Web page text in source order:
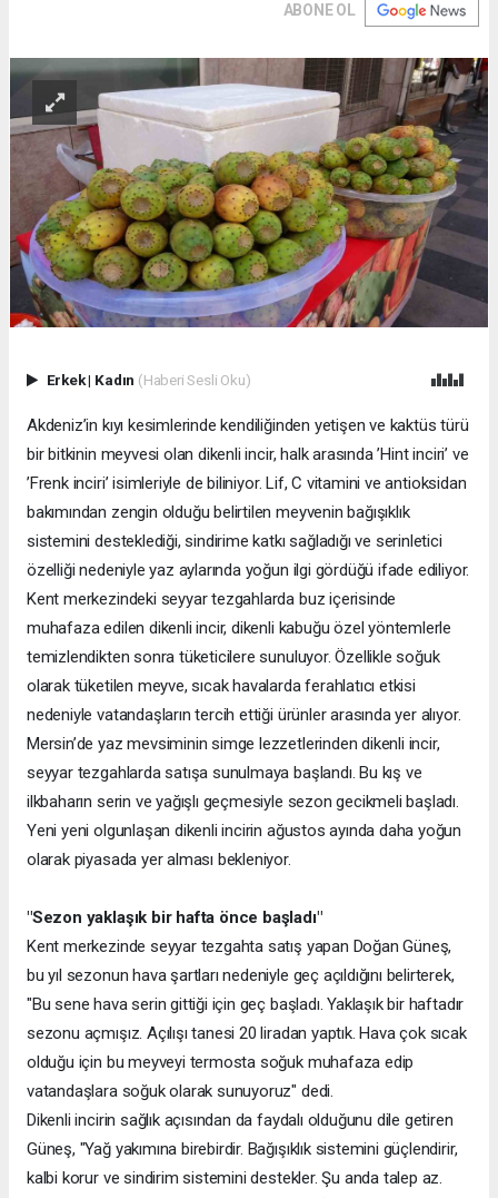
ABONE OL
Erkek| Kadın (Haberi Sesli Oku)
Akdeniz’in kıyı kesimlerinde kendiliğinden yetişen ve kaktüs türü
bir bitkinin meyvesi olan dikenli incir, halk arasında ’Hint inciri’ ve
’Frenk inciri’ isimleriyle de biliniyor. Lif, C vitamini ve antioksidan
bakımından zengin olduğu belirtilen meyvenin bağışıklık
sistemini desteklediği, sindirime katkı sağladığı ve serinletici
özelliği nedeniyle yaz aylarında yoğun ilgi gördüğü ifade ediliyor.
Kent merkezindeki seyyar tezgahlarda buz içerisinde
muhafaza edilen dikenli incir, dikenli kabuğu özel yöntemlerle
temizlendikten sonra tüketicilere sunuluyor. Özellikle soğuk
olarak tüketilen meyve, sıcak havalarda ferahlatıcı etkisi
nedeniyle vatandaşların tercih ettiği ürünler arasında yer alıyor.
Mersin’de yaz mevsiminin simge lezzetlerinden dikenli incir,
seyyar tezgahlarda satışa sunulmaya başlandı. Bu kış ve
ilkbaharın serin ve yağışlı geçmesiyle sezon gecikmeli başladı.
Yeni yeni olgunlaşan dikenli incirin ağustos ayında daha yoğun
olarak piyasada yer alması bekleniyor.
"Sezon yaklaşık bir hafta önce başladı"
Kent merkezinde seyyar tezgahta satış yapan Doğan Güneş,
bu yıl sezonun hava şartları nedeniyle geç açıldığını belirterek,
"Bu sene hava serin gittiği için geç başladı. Yaklaşık bir haftadır
sezonu açmışız. Açılışı tanesi 20 liradan yaptık. Hava çok sıcak
olduğu için bu meyveyi termosta soğuk muhafaza edip
vatandaşlara soğuk olarak sunuyoruz" dedi.
Dikenli incirin sağlık açısından da faydalı olduğunu dile getiren
Güneş, "Yağ yakımına birebirdir. Bağışıklık sistemini güçlendirir,
kalbi korur ve sindirim sistemini destekler. Şu anda talep az.